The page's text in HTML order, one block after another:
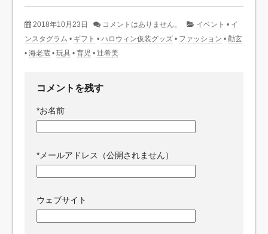
2018年10月23日 コメントはありません。 イベント • イ
ンスタグラム • ギフト • ハロウィン仮装グッズ • ファッション • 勸玄
• 海老蔵 • 玩具 • 育児 • 辻希美
コメントを残す
*お名前
*メールアドレス（公開されません）
ウェブサイト